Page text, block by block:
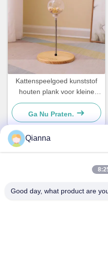
Kattenspeelgoed kunststof
houten plank voor kleine
honden en katten Eenvoudig
en praktisch
Ga Nu Praten.
Adres
Qianna
Good day, what product are